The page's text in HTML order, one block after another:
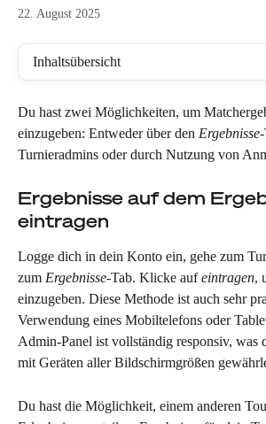
22. August 2025
Inhaltsübersicht
Du hast zwei Möglichkeiten, um
einzugeben: Entweder über den Ergebnisse
Turnieradmins oder durch Nutzung von
Ergebnisse auf dem
eintragen
Logge dich in dein Konto ein, gehe zum
zum Ergebnisse-Tab. Klicke auf eintragen,
einzugeben. Diese Methode ist auch sehr
Verwendung eines Mobiltelefons oder
Admin-Panel ist vollständig responsiv, was
mit Geräten aller Bildschirmgrößen
Du hast die Möglichkeit, einem anderen